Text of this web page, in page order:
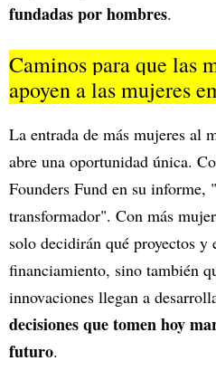
fundadas por hombres.
Caminos para que las
apoyen a las mujeres
La entrada de más mujeres al
abre una oportunidad única.
Founders Fund en su informe,
transformador". Con más
solo decidirán qué proyectos y
financiamiento, sino también
innovaciones llegan a
decisiones que tomen hoy
futuro.